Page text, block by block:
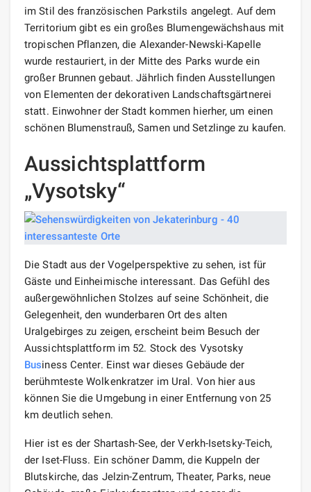
im Stil des französischen Parkstils angelegt. Auf dem
Territorium gibt es ein großes Blumengewächshaus mit
tropischen Pflanzen, die Alexander-Newski-Kapelle
wurde restauriert, in der Mitte des Parks wurde ein
großer Brunnen gebaut. Jährlich finden Ausstellungen
von Elementen der dekorativen Landschaftsgärtnerei
statt. Einwohner der Stadt kommen hierher, um einen
schönen Blumenstrauß, Samen und Setzlinge zu kaufen.
Aussichtsplattform
„Vysotsky“
Die Stadt aus der Vogelperspektive zu sehen, ist für
Gäste und Einheimische interessant. Das Gefühl des
außergewöhnlichen Stolzes auf seine Schönheit, die
Gelegenheit, den wunderbaren Ort des alten
Uralgebirges zu zeigen, erscheint beim Besuch der
Aussichtsplattform im 52. Stock des Vysotsky
Business Center. Einst war dieses Gebäude der
berühmteste Wolkenkratzer im Ural. Von hier aus
können Sie die Umgebung in einer Entfernung von 25
km deutlich sehen.
Hier ist es der Shartash-See, der Verkh-Isetsky-Teich,
der Iset-Fluss. Ein schöner Damm, die Kuppeln der
Blutskirche, das Jelzin-Zentrum, Theater, Parks, neue